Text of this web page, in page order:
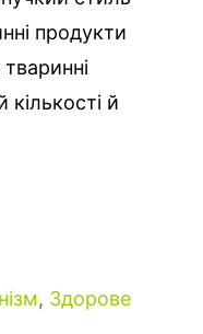
продукти
й
, Здорове